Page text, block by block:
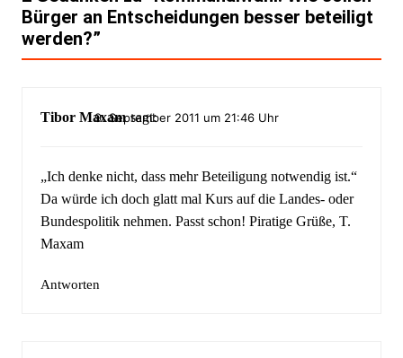
Bürger an Entscheidungen besser beteiligt
werden?”
Tibor Maxam sagt:
9. September 2011 um 21:46 Uhr
„Ich denke nicht, dass mehr Beteiligung notwendig ist.“
Da würde ich doch glatt mal Kurs auf die Landes- oder
Bundespolitik nehmen. Passt schon! Piratige Grüße, T.
Maxam
Antworten